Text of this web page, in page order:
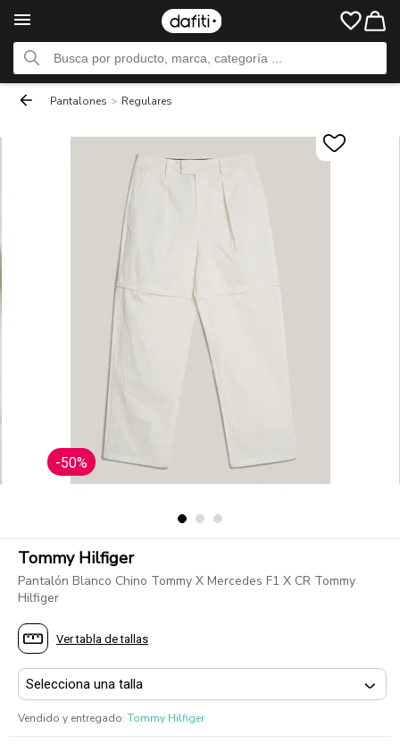
Pantalones > Regulares
-50%
Tommy Hilfiger
Pantalón Blanco Chino Tommy X Mercedes F1 X CR Tommy
Hilfiger
Ver tabla de tallas
Vendido y entregado: Tommy Hilfiger